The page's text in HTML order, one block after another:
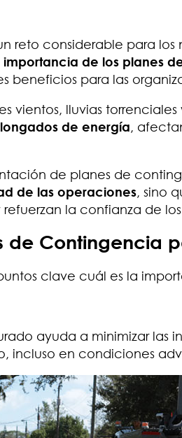
reto considerable para
importancia de los planes
beneficios para las
vientos, lluvias
de energía,
de planes de
de las operaciones, sino
la confianza de
de Contingencia
clave cuál es la
ayuda a minimizar las
incluso en condiciones